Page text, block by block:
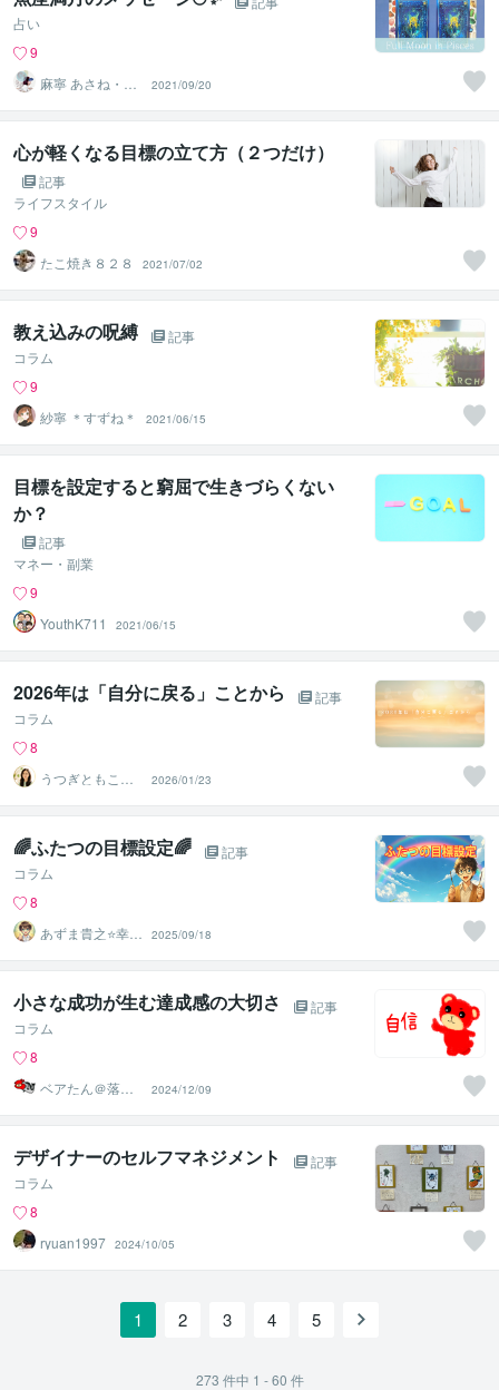
占い
9
麻寧 あさね・カ
ードで癒しと内
観サポート
2021/09/20
心が軽くなる目標の立て方（２つだけ）
記事
ライフスタイル
9
たこ焼き８２８
2021/07/02
教え込みの呪縛
記事
コラム
9
紗寧 ＊すずね＊
2021/06/15
目標を設定すると窮屈で生きづらくない
か？
記事
マネー・副業
9
YouthK711
2021/06/15
2026年は「自分に戻る」ことから
記事
コラム
8
うつぎともこ
（けんちゃんマ
マ♪）
2026/01/23
🌈ふたつの目標設定🌈
記事
コラム
8
あずま貴之⭐幸せ
自分軸の生き方
育成コーチ
2025/09/18
小さな成功が生む達成感の大切さ
記事
コラム
8
ベアたん＠落書
きイラストレー
ター
2024/12/09
デザイナーのセルフマネジメント
記事
コラム
8
ryuan1997 2024/10/05
1 2 3 4 5
273 件中 1 - 60 件